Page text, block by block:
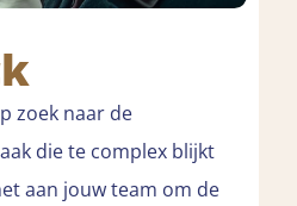
zoek naar de
die te complex blijkt
aan jouw team om de